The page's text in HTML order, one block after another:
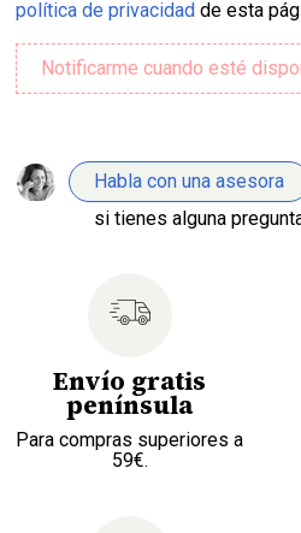
política de privacidad de esta
Habla con una asesora
si tienes alguna
Envío gratis
península
Para compras superiores a
59€.